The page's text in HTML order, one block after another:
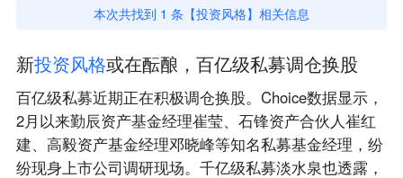
本次共找到 1 条【投资风格】相关信息
新投资风格或在酝酿，百亿级私募调仓换股
百亿级私募近期正在积极调仓换股。Choice数据显示，
2月以来勤辰资产基金经理崔莹、石锋资产合伙人崔红
建、高毅资产基金经理邓晓峰等知名私募基金经理，纷
纷现身上市公司调研现场。千亿级私募淡水泉也透露，